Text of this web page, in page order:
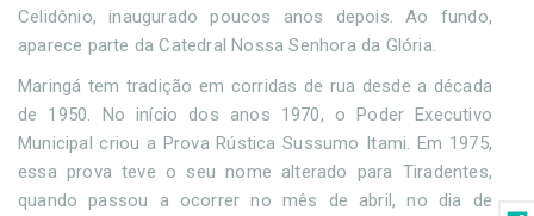
Celidônio, inaugurado poucos anos depois. Ao fundo,
aparece parte da Catedral Nossa Senhora da Glória.
Maringá tem tradição em corridas de rua desde a década
de 1950. No início dos anos 1970, o Poder Executivo
Municipal criou a Prova Rústica Sussumo Itami. Em 1975,
essa prova teve o seu nome alterado para Tiradentes,
quando passou a ocorrer no mês de abril, no dia de